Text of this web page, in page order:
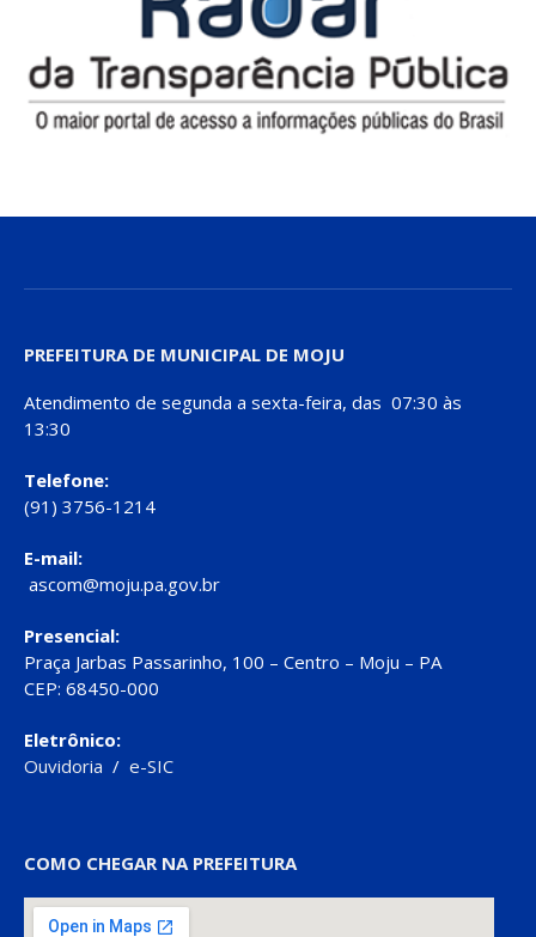
PREFEITURA DE MUNICIPAL DE MOJU
Atendimento de segunda a sexta-feira, das 07:30 às
13:30
Telefone:
(91) 3756-1214
E-mail:
ascom@moju.pa.gov.br
Presencial:
Praça Jarbas Passarinho, 100 – Centro – Moju – PA
CEP: 68450-000
Eletrônico:
Ouvidoria / e-SIC
COMO CHEGAR NA PREFEITURA